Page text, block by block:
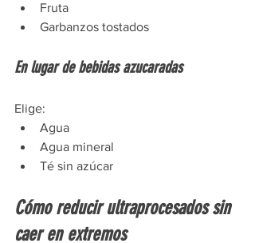
Fruta
Garbanzos tostados
En lugar de bebidas azucaradas
Elige:
Agua
Agua mineral
Té sin azúcar
Cómo reducir ultraprocesados sin
caer en extremos